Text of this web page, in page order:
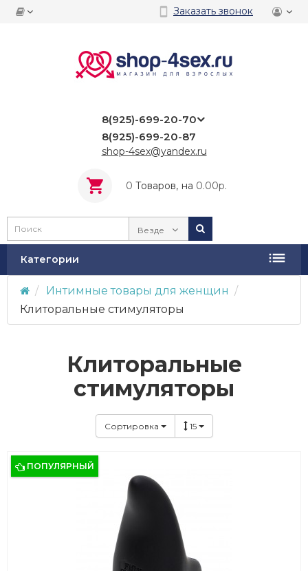
Заказать звонок
8(925)-699-20-70
8(925)-699-20-87
shop-4sex@yandex.ru
0 Tоваров, на 0.00р.
Везде
Категории
Интимные товары для женщин
Клиторальные стимуляторы
Клиторальные
стимуляторы
Сортировка 15
ПОПУЛЯРНЫЙ